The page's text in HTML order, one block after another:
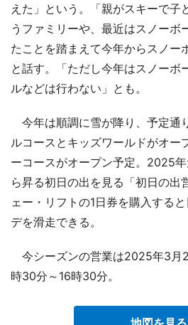
えた」という。「親がスキーで子
うファミリーや、最近はスノーボ
たことを踏まえて今年からスノー
と話す。「ただし今年はスノーボ
ルなどは行わない」とも。
今年は順調に雪が降り、予定通
ルコースとキッズワールドがオー
ーコースがオープン予定。2025
ら昇る初日の出を見る「初日の出
ェー・リフトの1日券を購入する
デを滑走できる。
今シーズンの営業は2025年3月
時30分～16時30分。